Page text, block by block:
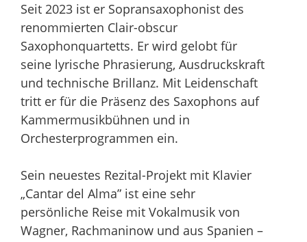
Seit 2023 ist er Sopransaxophonist des
renommierten Clair-obscur
Saxophonquartetts. Er wird gelobt für
seine lyrische Phrasierung, Ausdruckskraft
und technische Brillanz. Mit Leidenschaft
tritt er für die Präsenz des Saxophons auf
Kammermusikbühnen und in
Orchesterprogrammen ein.
Sein neuestes Rezital-Projekt mit Klavier
„Cantar del Alma” ist eine sehr
persönliche Reise mit Vokalmusik von
Wagner, Rachmaninow und aus Spanien –